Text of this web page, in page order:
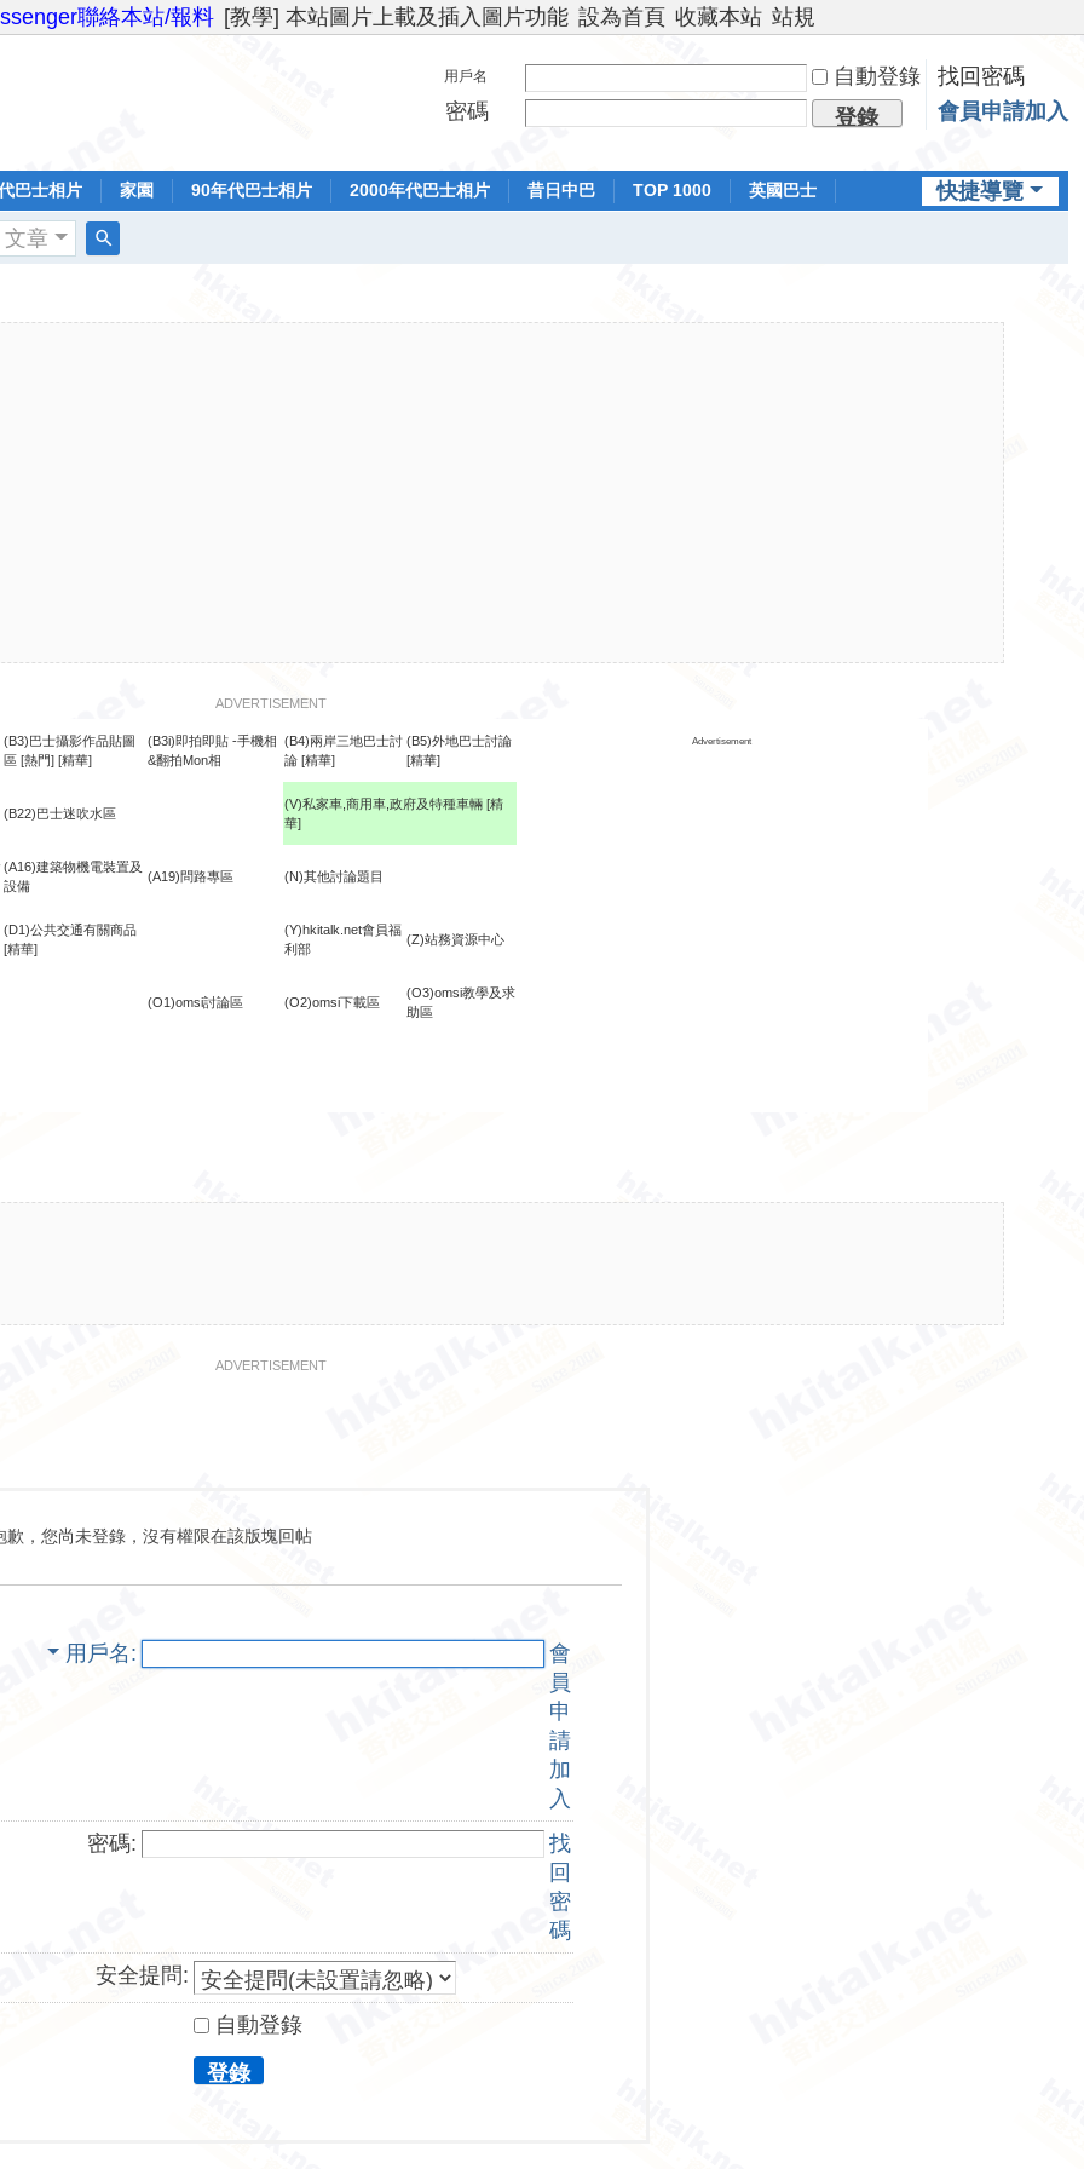
聯絡本站/報料 [教學] 本站圖片上載及插入圖片功能 設為首頁 收藏本站 站規
用戶名 自動登錄
找回密碼
密碼
登錄 會員申請加入
快捷導覽
巴士相片 家園 90年代巴士相片 2000年代巴士相片 昔日中巴 TOP 1000
英國巴士
文章
ADVERTISEMENT
(B3)巴士攝影作品貼圖
區 [熱門] [精華]
(B3i)即拍即貼 -手機相
&翻拍Mon相
(B4)兩岸三地巴士討
論 [精華]
(B5)外地巴士討論
[精華]
Advertisement
(B22)巴士迷吹水區
(V)私家車,商用車,政府及特種車輛 [精
華]
(A16)建築物機電裝置及
設備
(A19)問路專區 (N)其他討論題目
(D1)公共交通有關商品
[精華]
(Y)hkitalk.net會員福
利部
(Z)站務資源中心
(O1)omsi討論區 (O2)omsi下載區
(O3)omsi教學及求
助區
ADVERTISEMENT
歉，您尚未登錄，沒有權限在該版塊回帖
用戶名
會
員
申
請
加
入
密碼:
找
回
密
碼
安全提問:
自動登錄
登錄